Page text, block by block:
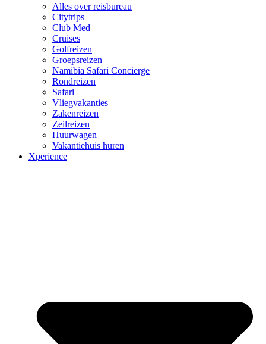
Alles over reisbureau
Citytrips
Club Med
Cruises
Golfreizen
Groepsreizen
Namibia Safari Concierge
Rondreizen
Safari
Vliegvakanties
Zakenreizen
Zeilreizen
Huurwagen
Vakantiehuis huren
Xperience